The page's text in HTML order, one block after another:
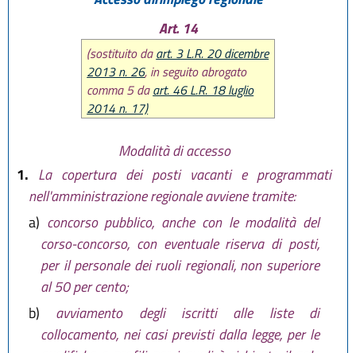
Art. 14
(sostituito daart. 3 L.R. 20 dicembre
2013 n. 26, in seguito abrogato
comma 5 daart. 46 L.R. 18 luglio
2014 n. 17)
Modalità di accesso
1. La copertura dei posti vacanti e programmati
nell'amministrazione regionale avviene tramite:
a) concorso pubblico, anche con le modalità del
corso-concorso, con eventuale riserva di posti,
per il personale dei ruoli regionali, non superiore
al 50 per cento;
b)
avviamento degli iscritti alle liste di
collocamento, nei casi previsti dalla legge, per le